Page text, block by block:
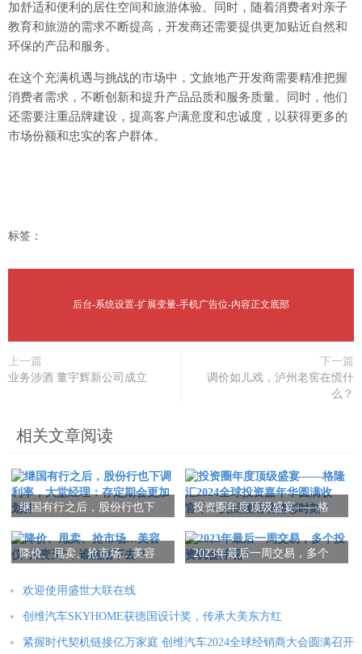
加舒适和便利的居住空间和旅游体验。同时，随着消费者对亲子
教育和旅游的需求不断提高，开发商还需要提供更加贴近自然和
环保的产品和服务。
在这个充满机遇与挑战的市场中，文旅地产开发商需要精准把握
消费者需求，不断创新和提升产品品质和服务质量。同时，他们
还需要注重品牌建设，提高客户满意度和忠诚度，以获得更多的
市场份额和忠实的客户群体。
标签：
后台-系统设置-扩展变量-手机广告位-内容正文底部
上一篇
业务涉酒 董宇辉新公司成立
下一篇
调价如儿戏，泸州老窖在慌什
么？
相关文章阅读
继国有行之后，股份行也下
会更加划算
投资圈年度顶级盛宴——格
满收官，一文回顾活动精彩
时刻！
降价、甩卖、抢市场…美容
2023年最后一周交易，多个
欢迎使用盛世大联在线
创维汽车SKYHOME获德国设计奖，传承大美东方红
紧握时代契机链接亿万家庭 创维汽车2024全球经销商大会圆满召开